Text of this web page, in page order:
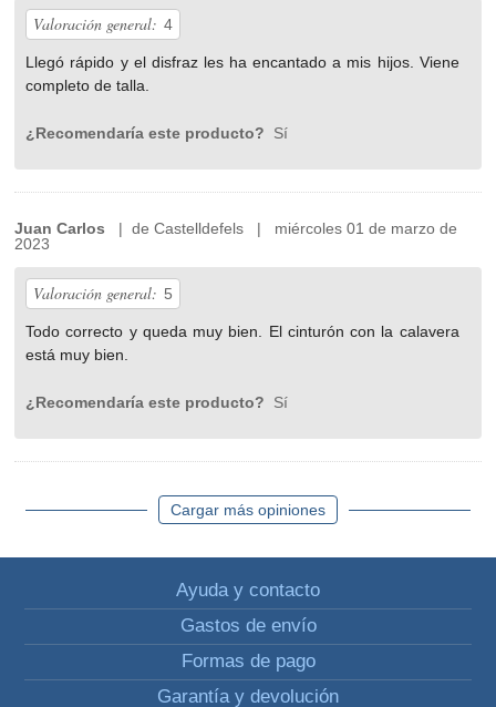
Valoración general: 4
Llegó rápido y el disfraz les ha encantado a mis hijos. Viene
completo de talla.
¿Recomendaría este producto? Sí
Juan Carlos | de Castelldefels | miércoles 01 de marzo de
2023
Valoración general: 5
Todo correcto y queda muy bien. El cinturón con la calavera
está muy bien.
¿Recomendaría este producto? Sí
Cargar más opiniones
Ayuda y contacto
Gastos de envío
Formas de pago
Garantía y devolución